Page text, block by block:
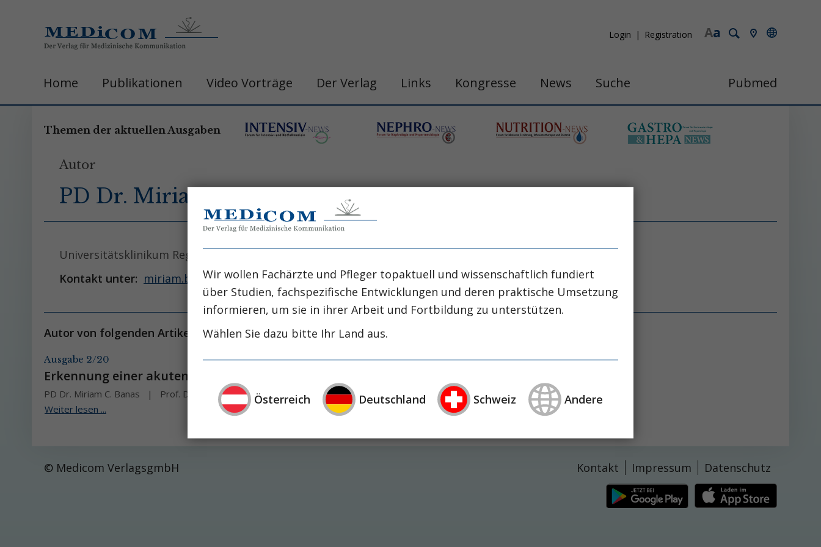
a
A
Login Registration
Home Publikationen Video Vorträge Der Verlag Links Kongresse News Suche Pubmed
Themen der aktuellen Ausgaben
Autor
PD Dr. Miriam C. Banas
Universitätsklinikum Regensburg, Abteilung Nephrologie
Kontakt unter: miriam.banas@ukr.de
Autor von folgenden Artikeln:
Ausgabe 2/20
Erkennung einer akuten Nierentransplantat-Abstoßung mittels NMR-Spektroskopie des Urins
PD Dr. Miriam C. Banas
Prof. Dr. med. Bernhard Banas
Weiter lesen ...
© Medicom VerlagsgmbH Kontakt Impressum Datenschutz
Wir wollen Fachärzte und Pfleger topaktuell und wissenschaftlich fundiert
über Studien, fachspezifische Entwicklungen und deren praktische Umsetzung
informieren, um sie in ihrer Arbeit und Fortbildung zu unterstützen.
Wählen Sie dazu bitte Ihr Land aus.
Österreich Deutschland Schweiz Andere